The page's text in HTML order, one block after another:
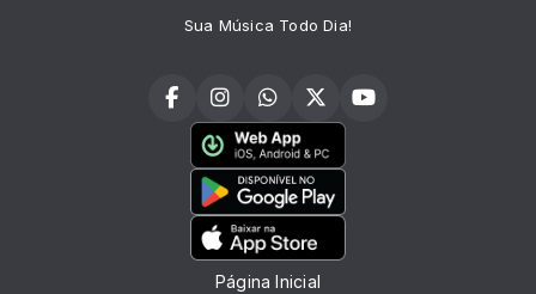
Sua Música Todo Dia!
Página Inicial